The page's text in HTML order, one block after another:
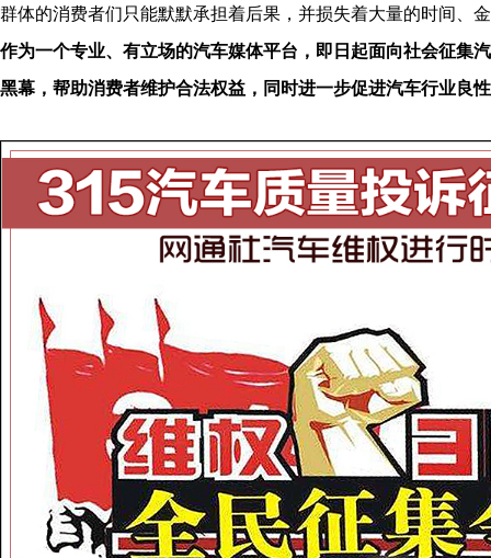
群体的消费者们只能默默承担着后果，并损失着大量的时间、
作为一个专业、有立场的汽车媒体平台，即日起面向社会征集
黑幕，帮助消费者维护合法权益，同时进一步促进汽车行业良